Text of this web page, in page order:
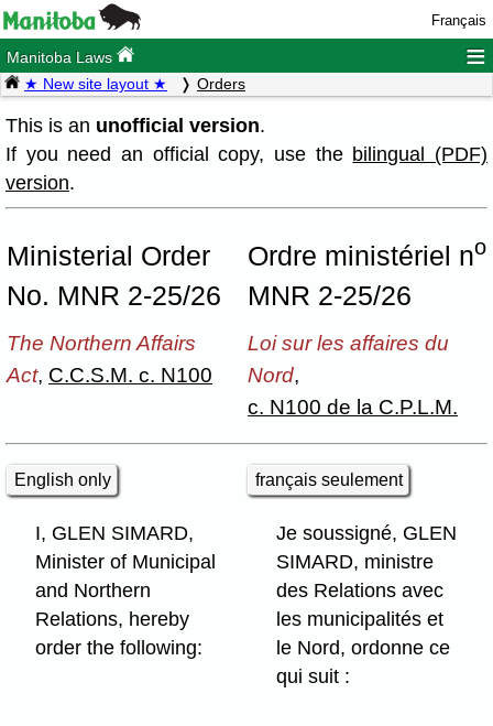
Français
Manitoba Laws ≡
★ New site layout ★ Orders
This is an unofficial version.
If you need an official copy, use the bilingual (PDF)
version.
Ministerial Order
No. MNR 2-25/26
Ordre ministériel no
MNR 2-25/26
The Northern Affairs
Act, C.C.S.M. c. N100
Loi sur les affaires du
Nord,
c. N100 de la C.P.L.M.
English only français seulement
I, GLEN SIMARD,
Minister of Municipal
and Northern
Relations, hereby
order the following:
Je soussigné, GLEN
SIMARD, ministre
des Relations avec
les municipalités et
le Nord, ordonne ce
qui suit :